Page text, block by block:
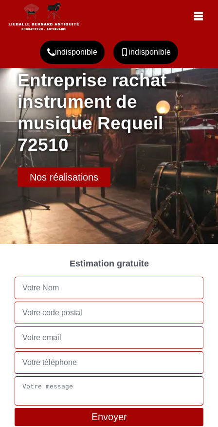
indisponible indisponible
Entreprise rachat
instrument de
musique Requeil
72510
Nos réalisations
Estimation gratuite